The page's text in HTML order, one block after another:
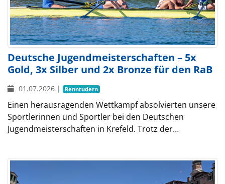
Deutsche Jugendmeisterschaften – 5x
Gold, 3x Silber und 2x Bronze für den RaB
01.07.2026 | Rennrudern
Einen herausragenden Wettkampf absolvierten unsere
Sportlerinnen und Sportler bei den Deutschen
Jugendmeisterschaften in Krefeld. Trotz der…